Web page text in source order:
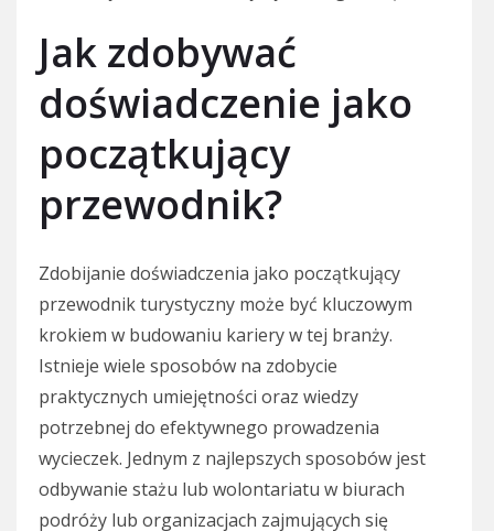
Jak zdobywać
doświadczenie jako
początkujący
przewodnik?
Zdobijanie doświadczenia jako początkujący
przewodnik turystyczny może być kluczowym
krokiem w budowaniu kariery w tej branży.
Istnieje wiele sposobów na zdobycie
praktycznych umiejętności oraz wiedzy
potrzebnej do efektywnego prowadzenia
wycieczek. Jednym z najlepszych sposobów jest
odbywanie stażu lub wolontariatu w biurach
podróży lub organizacjach zajmujących się